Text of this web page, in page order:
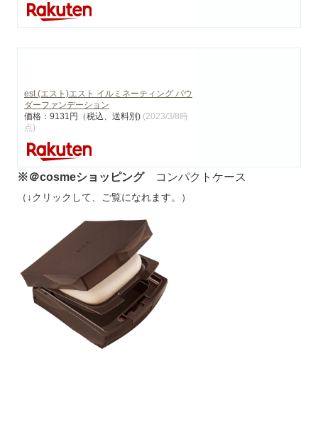
est (エスト)エスト イルミネーティング パウ
ダーファンデーション
価格：9131円（税込、送料別)(2023/3/8時
点)
※＠cosmeショッピング